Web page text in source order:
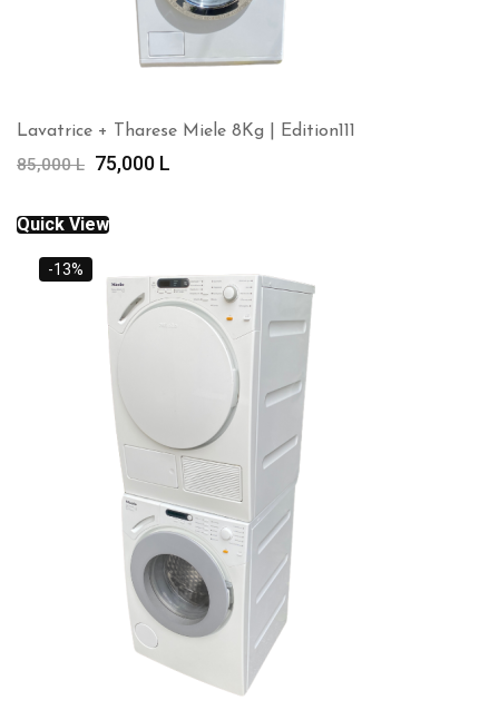
Lavatrice + Tharese Miele 8Kg | Edition111
85,000L Çmimi
qe:
85,000 L.
75,000 L
Quick View
-13%